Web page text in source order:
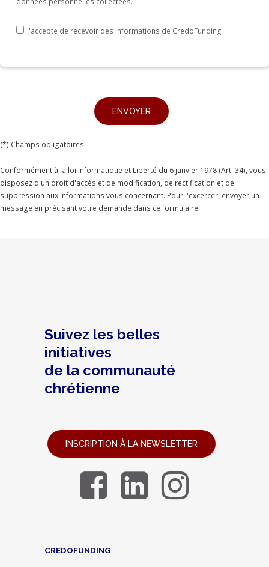
J'accepte de recevoir des informations de CredoFunding
(*) Champs obligatoires
Conformément à la loi informatique et Liberté du 6 janvier 1978 (Art. 34), vous
disposez d'un droit d'accès et de modification, de rectification et de
suppression aux informations vous concernant. Pour l'excercer, envoyer un
message en précisant votre demande dans ce formulaire.
Suivez les belles
initiatives
de la communauté
chrétienne
INSCRIPTION À LA NEWSLETTER
CREDOFUNDING